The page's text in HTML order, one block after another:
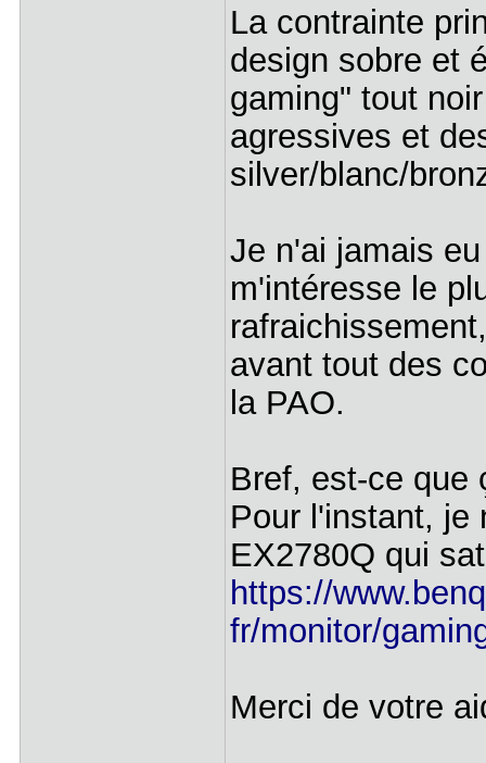
La contrainte
design sobre et
gaming" tout
agressives et
silver/blanc/
Je n'ai jamais
m'intéresse le
avant tout des
la PAO.
Bref, est-ce que
Pour l'instant, je
EX2780Q qui
https://
fr/monitor/
Merci de votre